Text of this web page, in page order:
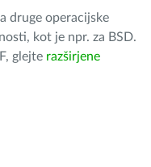
druge operacijske
kot je npr. za BSD.
glejte razširjene